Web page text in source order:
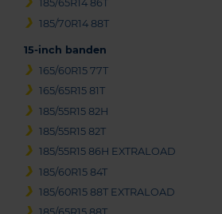
185/65R14 86T
185/70R14 88T
15-inch banden
165/60R15 77T
165/65R15 81T
185/55R15 82H
185/55R15 82T
185/55R15 86H EXTRALOAD
185/60R15 84T
185/60R15 88T EXTRALOAD